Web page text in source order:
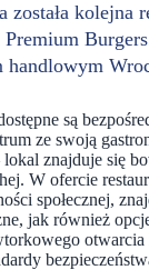
kolejna
handlowym
są
ze swoją
znajduje się
W ofercie
społecznej,
jak również
otwarcia